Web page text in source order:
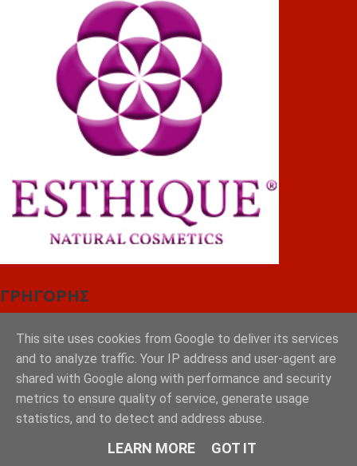
ΓΡΗΓΟΡΗΣ
This site uses cookies from Google to deliver its services
and to analyze traffic. Your IP address and user-agent are
shared with Google along with performance and security
metrics to ensure quality of service, generate usage
statistics, and to detect and address abuse.
LEARN MORE GOT IT